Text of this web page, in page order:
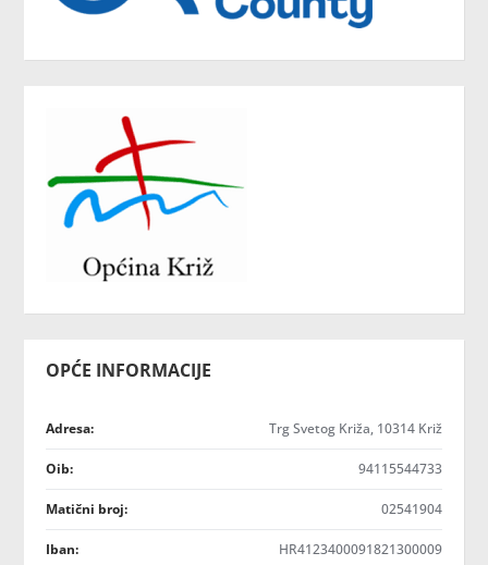
OPĆE INFORMACIJE
Adresa: Trg Svetog Križa, 10314 Križ
Oib: 94115544733
Matični broj: 02541904
Iban: HR4123400091821300009